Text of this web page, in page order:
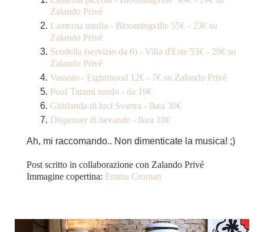
Zalando Privé
Lanterna media - Bloomingville 55€ - 23€ su
Zalando Privé
Scodella (servizio da 6) - Villa d'Este 53€ - 29€ su
Zalando Privé
Vassoio - Eightmood 12€ - 7€ su Zalando Privé
Pouf Tatami tondo - da 19€
Ghirlanda di luci Svartra - Ikea 30€
Dispenser di bevande - Ikea 18€
Ah, mi raccomando.. Non dimenticate la musica! ;)
Post scritto in collaborazione con Zalando Privé
Immagine copertina: Emma Croman